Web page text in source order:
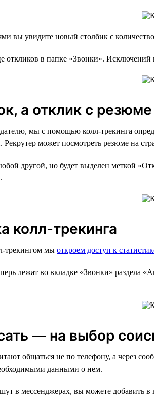
вы увидите новый столбик с
откликов в папке «Звонки».
а отклик с резюме
мы с помощью колл-трекинга
может посмотреть резюме на
другой, но будет выделен меткой
колл-трекинга
трекингом мы откроем доступ к
лежат во вкладке «Звонки» раздела
— на выбор
общаться не по телефону, а через
данными о нем.
в мессенджерах, вы можете добавить